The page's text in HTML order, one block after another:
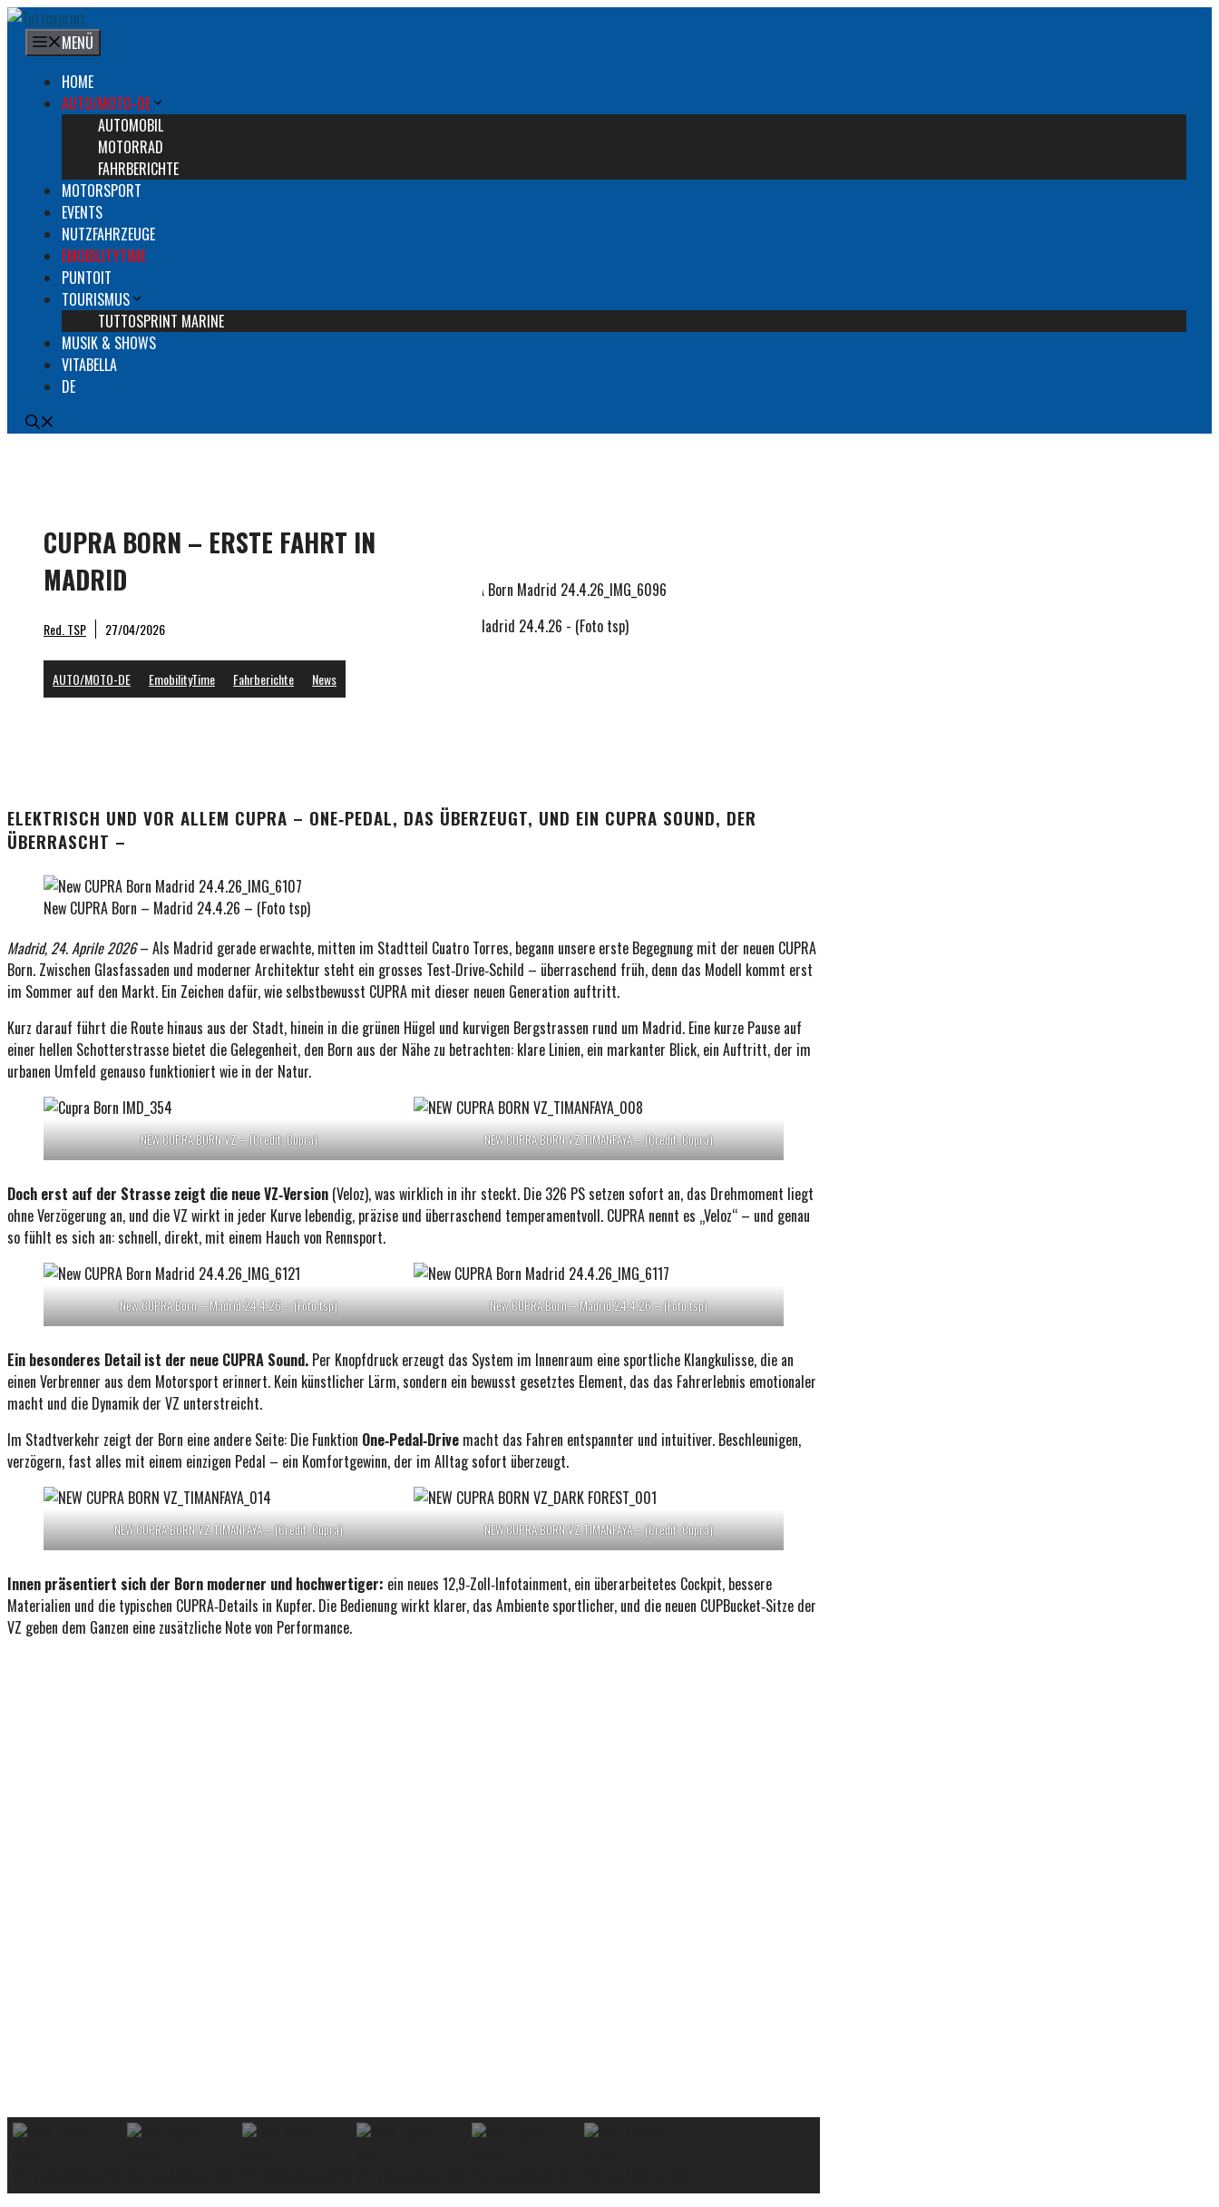
Zum
Inhalt
springen
MENÜ
HOME
AUTO/MOTO-DE
AUTOMOBIL
MOTORRAD
FAHRBERICHTE
MOTORSPORT
EVENTS
NUTZFAHRZEUGE
EMOBILITYTIME
PUNTOIT
TOURISMUS
TUTTOSPRINT MARINE
MUSIK & SHOWS
VITABELLA
DE
CUPRA BORN – ERSTE FAHRT IN
MADRID
Red. TSP 27/04/2026
AUTO/MOTO-DE EmobilityTime Fahrberichte News
New CUPRA Born - Madrid 24.4.26 - (Foto tsp)
ELEKTRISCH UND VOR ALLEM CUPRA – ONE‑PEDAL, DAS ÜBERZEUGT, UND EIN CUPRA SOUND, DER
ÜBERRASCHT –
New CUPRA Born – Madrid 24.4.26 – (Foto tsp)
Madrid, 24. Aprile 2026– Als Madrid gerade erwachte, mitten im Stadtteil Cuatro Torres, begann unsere erste Begegnung mit der neuen CUPRA
Born. Zwischen Glasfassaden und moderner Architektur steht ein grosses Test‑Drive‑Schild – überraschend früh, denn das Modell kommt erst
im Sommer auf den Markt. Ein Zeichen dafür, wie selbstbewusst CUPRA mit dieser neuen Generation auftritt.
Kurz darauf führt die Route hinaus aus der Stadt, hinein in die grünen Hügel und kurvigen Bergstrassen rund um Madrid. Eine kurze Pause auf
einer hellen Schotterstrasse bietet die Gelegenheit, den Born aus der Nähe zu betrachten: klare Linien, ein markanter Blick, ein Auftritt, der im
urbanen Umfeld genauso funktioniert wie in der Natur.
NEW CUPRA BORN VZ – (Credit: Cupra) NEW CUPRA BORN VZ TIMANFAYA – (Credit: Cupra)
Doch erst auf der Strasse zeigt die neue VZ‑Version (Veloz), was wirklich in ihr steckt. Die 326 PS setzen sofort an, das Drehmoment liegt
ohne Verzögerung an, und die VZ wirkt in jeder Kurve lebendig, präzise und überraschend temperamentvoll. CUPRA nennt es „Veloz“ – und genau
so fühlt es sich an: schnell, direkt, mit einem Hauch von Rennsport.
New CUPRA Born – Madrid 24.4.26 – (Foto tsp) New CUPRA Born – Madrid 24.4.26 – (Foto tsp)
Ein besonderes Detail ist der neue CUPRA Sound. Per Knopfdruck erzeugt das System im Innenraum eine sportliche Klangkulisse, die an
einen Verbrenner aus dem Motorsport erinnert. Kein künstlicher Lärm, sondern ein bewusst gesetztes Element, das das Fahrerlebnis emotionaler
macht und die Dynamik der VZ unterstreicht.
Im Stadtverkehr zeigt der Born eine andere Seite: Die Funktion One‑Pedal‑Drive macht das Fahren entspannter und intuitiver. Beschleunigen,
verzögern, fast alles mit einem einzigen Pedal – ein Komfortgewinn, der im Alltag sofort überzeugt.
NEW CUPRA BORN VZ TIMANFAYA – (Credit: Cupra) NEW CUPRA BORN VZ TIMANFAYA – (Credit: Cupra)
Innen präsentiert sich der Born moderner und hochwertiger: ein neues 12,9‑Zoll‑Infotainment, ein überarbeitetes Cockpit, bessere
Materialien und die typischen CUPRA‑Details in Kupfer. Die Bedienung wirkt klarer, das Ambiente sportlicher, und die neuen CUPBucket‑Sitze der
VZ geben dem Ganzen eine zusätzliche Note von Performance.